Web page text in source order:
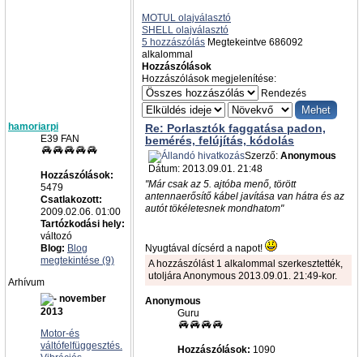
hamoriarpi
E39 FAN
Hozzászólások:
5479
Csatlakozott:
2009.02.06. 01:00
Tartózkodási hely:
változó
Blog: Blog
megtekintése (9)
Arhívum
november
2013
Motor-és
váltófelfüggesztés.
MOTUL olajválasztó
SHELL olajválasztó
5 hozzászólás Megtekeintve 686092
alkalommal
Hozzászólások
Hozzászólások megjelenítése:
Rendezés
Re: Porlasztók faggatása padon,
bemérés, felújítás, kódolás
Szerző: Anonymous
Dátum: 2013.09.01. 21:48
"Már csak az 5. ajtóba menő, törött
antennaerősítő kábel javítása van hátra és az
autót tökéletesnek mondhatom"
Nyugtával dícsérd a napot!
A hozzászólást 1 alkalommal szerkesztették,
utoljára Anonymous 2013.09.01. 21:49-kor.
Anonymous
Guru
Hozzászólások: 1090